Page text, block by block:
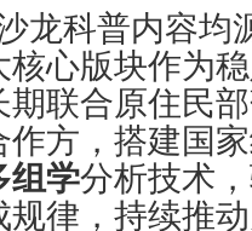
龙科普内容均
核心版块作为
期联合原住民
方，搭建国
组学分析技术
律，持续推